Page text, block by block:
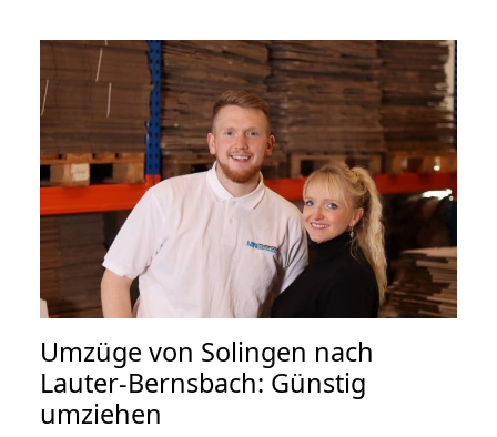
Umzüge von Solingen nach
Lauter-Bernsbach: Günstig
umziehen